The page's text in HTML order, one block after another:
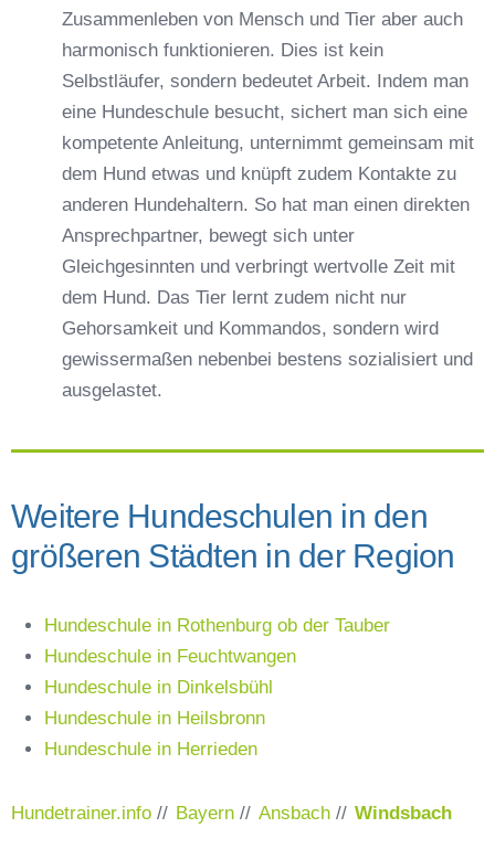
Zusammenleben von Mensch und Tier aber auch
harmonisch funktionieren. Dies ist kein
Selbstläufer, sondern bedeutet Arbeit. Indem man
eine Hundeschule besucht, sichert man sich eine
kompetente Anleitung, unternimmt gemeinsam mit
dem Hund etwas und knüpft zudem Kontakte zu
anderen Hundehaltern. So hat man einen direkten
Ansprechpartner, bewegt sich unter
Gleichgesinnten und verbringt wertvolle Zeit mit
dem Hund. Das Tier lernt zudem nicht nur
Gehorsamkeit und Kommandos, sondern wird
gewissermaßen nebenbei bestens sozialisiert und
ausgelastet.
Weitere Hundeschulen in den
größeren Städten in der Region
Hundeschule in Rothenburg ob der Tauber
Hundeschule in Feuchtwangen
Hundeschule in Dinkelsbühl
Hundeschule in Heilsbronn
Hundeschule in Herrieden
Hundetrainer.info // Bayern // Ansbach // Windsbach